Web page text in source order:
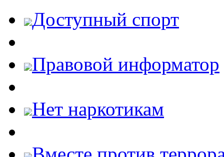
Доступный спорт
Правовой информатор
Нет наркотикам